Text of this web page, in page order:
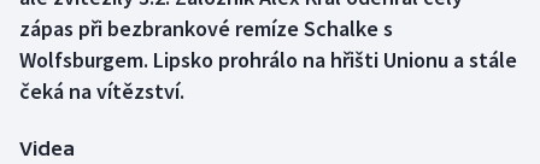
Golf
zápas při bezbrankové remíze Schalke s
Wolfsburgem. Lipsko prohrálo na hřišti Unionu a stále
čeká na vítězství.
Videa